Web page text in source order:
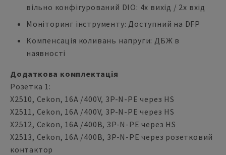
вільно конфігурований DIO: 4x вихід / 2x вхід
Моніторинг інструменту: Доступний на DFP
Компенсація коливань напруги: ДБЖ в
наявності
Додаткова комплектація
Розетка 1:
X2510, Cekon, 16A /400V, 3P-N-PE через HS
X2511, Cekon, 16A /400V, 3P-N-PE через HS
X2512, Cekon, 16A /400В, 3P-N-PE через HS
X2513, Cekon, 16A /400В, 3P-N-PE через розетковий
контактор